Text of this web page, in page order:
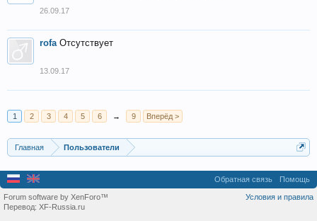
26.09.17
rofa Отсутствует
13.09.17
1 2 3 4 5 6 → 9 Вперёд >
Главная Пользователи
Обратная связь Помощь
Условия и правила
Forum software by XenForo™
Перевод: XF-Russia.ru